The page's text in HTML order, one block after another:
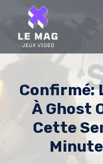
content
Confirmé:
À Ghost
Cette